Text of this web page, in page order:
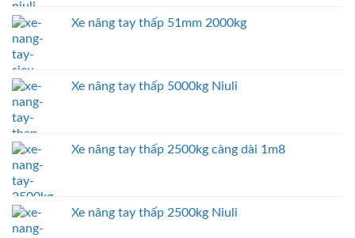
Xe nâng tay thấp 51mm 2000kg
Xe nâng tay thấp 5000kg Niuli
Xe nâng tay thấp 2500kg càng dài 1m8
Xe nâng tay thấp 2500kg Niuli